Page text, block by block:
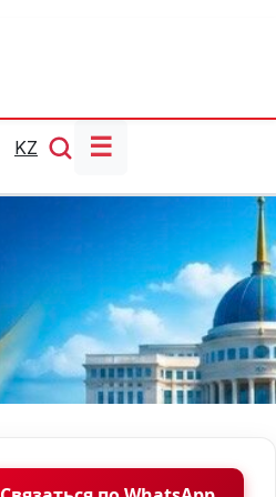
KZ ☰